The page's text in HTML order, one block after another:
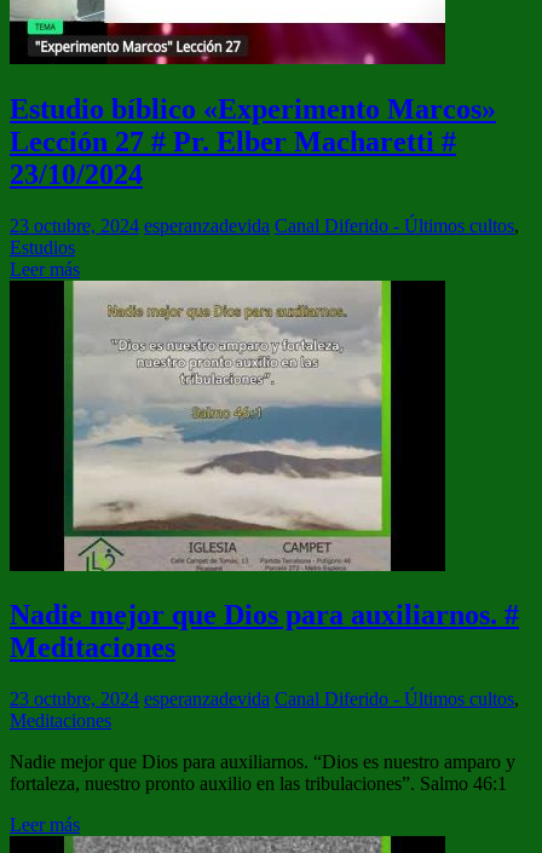
Estudio bíblico «Experimento Marcos»
Lección 27 # Pr. Elber Macharetti #
23/10/2024
23 octubre, 2024 esperanzadevida Canal Diferido - Últimos cultos,
Estudios
Leer más
Nadie mejor que Dios para auxiliarnos. #
Meditaciones
23 octubre, 2024 esperanzadevida Canal Diferido - Últimos cultos,
Meditaciones
Nadie mejor que Dios para auxiliarnos. “Dios es nuestro amparo y
fortaleza, nuestro pronto auxilio en las tribulaciones”. Salmo 46:1
Leer más